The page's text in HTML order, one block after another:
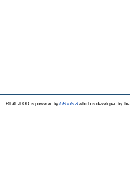
REAL-EOD is powered by EPrints 3which is developed by the